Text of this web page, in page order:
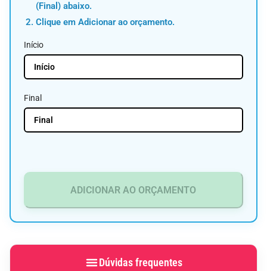
(Final) abaixo.
Clique em Adicionar ao orçamento.
Início
Final
ADICIONAR AO ORÇAMENTO
Dúvidas frequentes